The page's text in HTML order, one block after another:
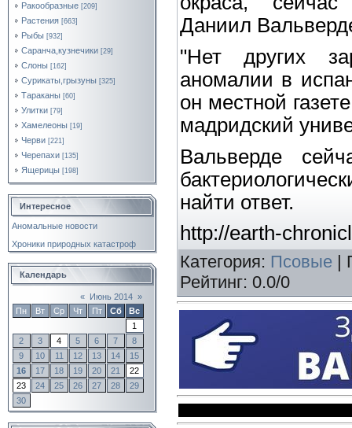
Ракообразные [209]
Растения [663]
Рыбы [932]
Саранча,кузнечики [29]
Слоны [162]
Сурикаты,грызуны [325]
Тараканы [60]
Улитки [79]
Хамелеоны [19]
Черви [221]
Черепахи [135]
Ящерицы [198]
Интересное
Аномальные новости
Хроники природных катастроф
Календарь
« Июнь 2014 »
Пн
Вт Ср Чт Пт Сб
Вс
1
2
3 4 5 6 7
8
9
10 11 12 13 14
15
16
17 18 19 20 21
22
23
24 25 26 27 28
29
30
Даниил
"Нет других
аномалии в
он местной
мадридский
Вальверде
найти ответ.
http://earth-
Категория: Псовые
Рейтинг: 0.0/0